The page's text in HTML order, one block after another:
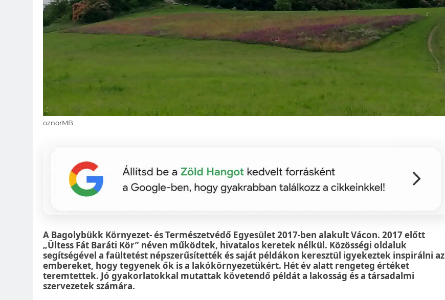
oznorMB
A Bagolybükk Környezet- és Természetvédő Egyesület 2017-ben alakult Vácon. 2017 előtt
„Ültess Fát Baráti Kör” néven működtek, hivatalos keretek nélkül. Közösségi oldaluk
segítségével a faültetést népszerűsítették és saját példákon keresztül igyekeztek inspirálni az
embereket, hogy tegyenek ők is a lakókörnyezetükért. Hét év alatt rengeteg értéket
teremtettek. Jó gyakorlatokkal mutattak követendő példát a lakosság és a társadalmi
szervezetek számára.